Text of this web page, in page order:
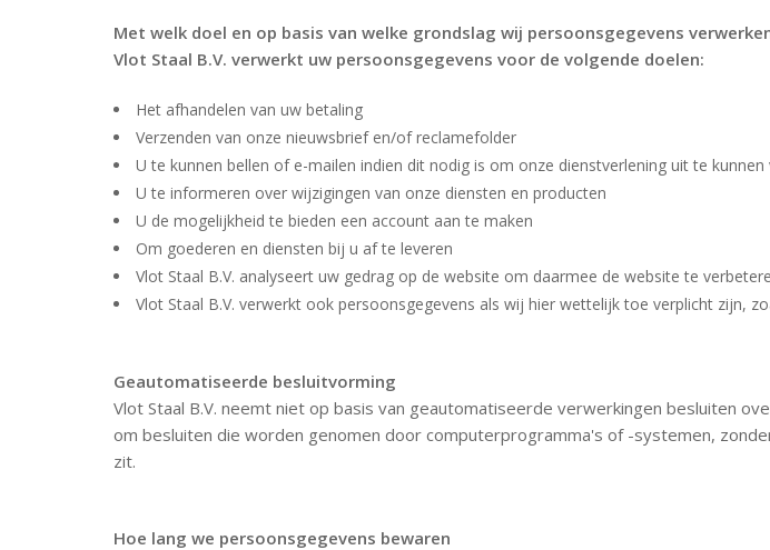
Met welk doel en op basis van welke grondslag wij persoonsgegevens
Vlot Staal B.V. verwerkt uw persoonsgegevens voor de volgende doelen:
Het afhandelen van uw betaling
Verzenden van onze nieuwsbrief en/of reclamefolder
U te kunnen bellen of e-mailen indien dit nodig is om onze dienstverlening uit te kunnen
U te informeren over wijzigingen van onze diensten en producten
U de mogelijkheid te bieden een account aan te maken
Om goederen en diensten bij u af te leveren
Vlot Staal B.V. analyseert uw gedrag op de website om daarmee de website te
Vlot Staal B.V. verwerkt ook persoonsgegevens als wij hier wettelijk toe verplicht zijn,
Geautomatiseerde besluitvorming
Vlot Staal B.V. neemt niet op basis van geautomatiseerde verwerkingen besluiten
om besluiten die worden genomen door computerprogramma's of -systemen,
zit.
Hoe lang we persoonsgegevens bewaren